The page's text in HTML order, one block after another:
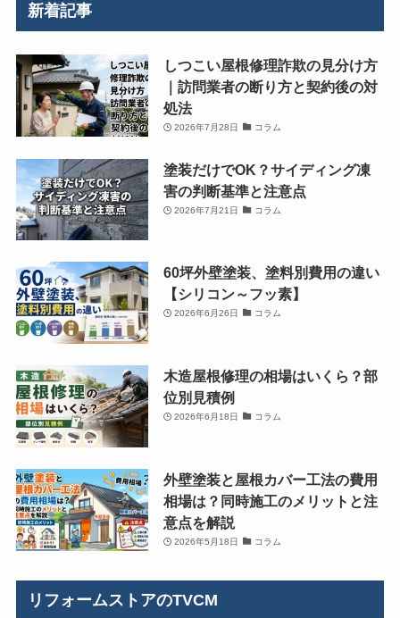
新着記事
しつこい屋根修理詐欺の見分け方
｜訪問業者の断り方と契約後の対
処法
2026年7月28日 コラム
塗装だけでOK？サイディング凍
害の判断基準と注意点
2026年7月21日 コラム
60坪外壁塗装、塗料別費用の違い
【シリコン～フッ素】
2026年6月26日 コラム
木造屋根修理の相場はいくら？部
位別見積例
2026年6月18日 コラム
外壁塗装と屋根カバー工法の費用
相場は？同時施工のメリットと注
意点を解説
2026年5月18日 コラム
リフォームストアのTVCM